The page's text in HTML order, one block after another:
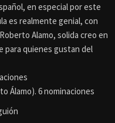
en especial por este
es realmente genial, con
Alamo, solida creo en
para quienes gustan del
Álamo). 6 nominaciones